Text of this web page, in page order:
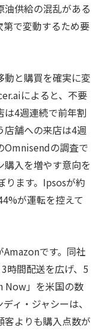
供給の混乱がある
第で変動するため要
動と購買を確実に変
によると、不要
は4週連続で前年割
店舗への来店は4週
Omnisendの調査で
入を増やす意向を
ります。Ipsosが約
が運転を控えて
です。同社
時間配送を広げ、5
Now」を米国の数
ィ・ジャシーは、
客よりも購入点数が